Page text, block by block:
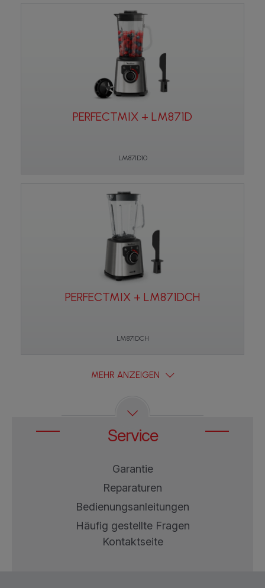
PERFECTMIX + LM871D
LM871D10
PERFECTMIX + LM871DCH
LM871DCH
MEHR ANZEIGEN
Service
Garantie
Reparaturen
Bedienungsanleitungen
Häufig gestellte Fragen
Kontaktseite